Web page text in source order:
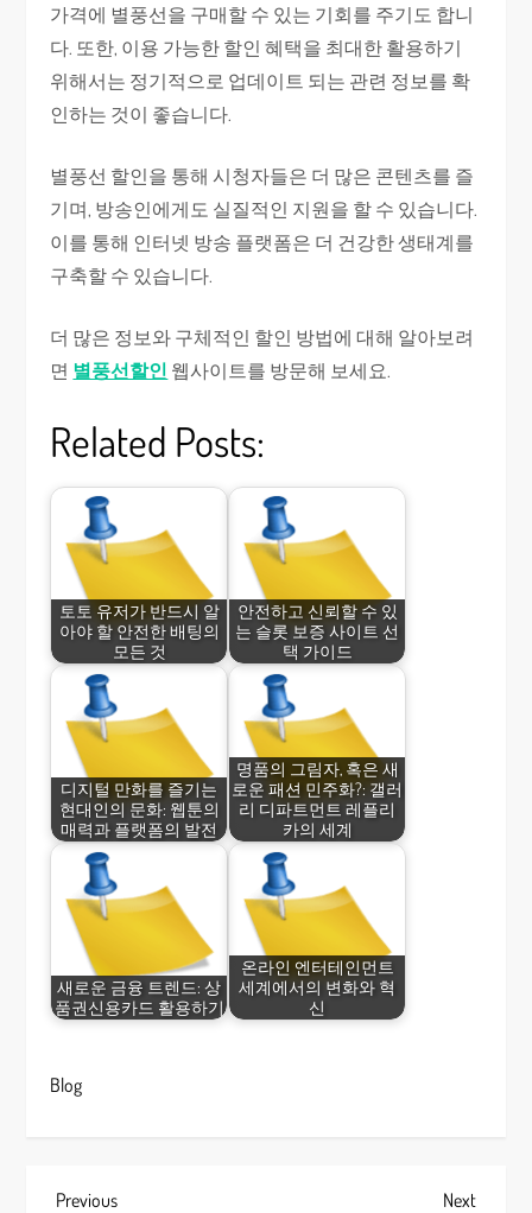
가격에 별풍선을 구매할 수 있는 기회를 주기도 합니
다. 또한, 이용 가능한 할인 혜택을 최대한 활용하기
위해서는 정기적으로 업데이트 되는 관련 정보를 확
인하는 것이 좋습니다.
별풍선 할인을 통해 시청자들은 더 많은 콘텐츠를 즐
기며, 방송인에게도 실질적인 지원을 할 수 있습니다.
이를 통해 인터넷 방송 플랫폼은 더 건강한 생태계를
구축할 수 있습니다.
더 많은 정보와 구체적인 할인 방법에 대해 알아보려
면 별풍선할인 웹사이트를 방문해 보세요.
Related Posts:
토토 유저가 반드시 알
아야 할 안전한 배팅의
모든 것
안전하고 신뢰할 수 있
는 슬롯 보증 사이트 선
택 가이드
디지털 만화를 즐기는
현대인의 문화: 웹툰의
매력과 플랫폼의 발전
명품의 그림자, 혹은 새
로운 패션 민주화?: 갤러
리 디파트먼트 레플리
카의 세계
새로운 금융 트렌드: 상
품권신용카드 활용하기
온라인 엔터테인먼트
세계에서의 변화와 혁
신
Blog
Previous
Previous Next
Next